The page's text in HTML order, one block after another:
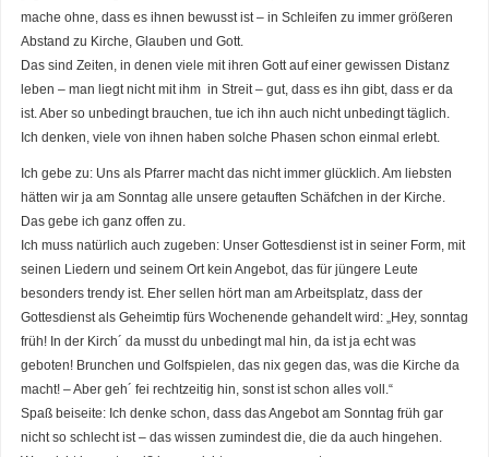
mache ohne, dass es ihnen bewusst ist – in Schleifen zu immer größeren
Abstand zu Kirche, Glauben und Gott.
Das sind Zeiten, in denen viele mit ihren Gott auf einer gewissen Distanz
leben – man liegt nicht mit ihm in Streit – gut, dass es ihn gibt, dass er da
ist. Aber so unbedingt brauchen, tue ich ihn auch nicht unbedingt täglich.
Ich denken, viele von ihnen haben solche Phasen schon einmal erlebt.
Ich gebe zu: Uns als Pfarrer macht das nicht immer glücklich. Am liebsten
hätten wir ja am Sonntag alle unsere getauften Schäfchen in der Kirche.
Das gebe ich ganz offen zu.
Ich muss natürlich auch zugeben: Unser Gottesdienst ist in seiner Form, mit
seinen Liedern und seinem Ort kein Angebot, das für jüngere Leute
besonders trendy ist. Eher sellen hört man am Arbeitsplatz, dass der
Gottesdienst als Geheimtip fürs Wochenende gehandelt wird: „Hey, sonntag
früh! In der Kirch´ da musst du unbedingt mal hin, da ist ja echt was
geboten! Brunchen und Golfspielen, das nix gegen das, was die Kirche da
macht! – Aber geh´ fei rechtzeitig hin, sonst ist schon alles voll.“
Spaß beiseite: Ich denke schon, dass das Angebot am Sonntag früh gar
nicht so schlecht ist – das wissen zumindest die, die da auch hingehen.